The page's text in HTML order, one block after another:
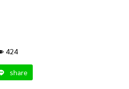
424
share